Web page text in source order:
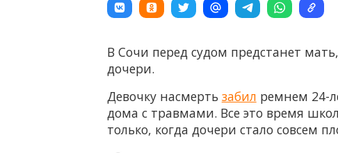
В Сочи перед судом предстанет
дочери.
Девочку насмерть забил ремнем 24-
дома с травмами. Все это время
только, когда дочери стало совсем